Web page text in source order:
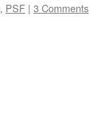
, PSF | 3 Comments